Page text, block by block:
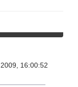
16:00:52